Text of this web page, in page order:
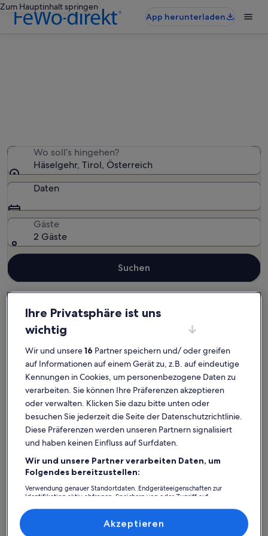
Zum Hauptinhalt springen
App herunterladen
Wo soll’s hingehen?
Häselgehr, Tirol, Österreich
Daten
Gäste
2 Gäste
Suchen
Reutte Ferienwohnungen und Apartments in Häselgehr
Häselgehr: Entdecke
Ferienwohnungen und
Apartments
Weitere Infos zu FRITZ ALPCHALETS FerienwohnungWeitere
Ihre Privatsphäre ist uns
wichtig
Wir und unsere16 Partner speichern und/ oder greifen
auf Informationen auf einem Gerät zu, z.B. auf eindeutige
Kennungen in Cookies, um personenbezogene Daten zu
verarbeiten. Sie können Ihre Präferenzen akzeptieren
oder verwalten. Klicken Sie dazu bitte unten oder
besuchen Sie jederzeit die Seite der Datenschutzrichtlinie.
Diese Präferenzen werden unseren Partnern signalisiert
und haben keinen Einfluss auf Surfdaten.
Wir und unsere Partner verarbeiten Daten, um
Folgendes bereitzustellen:
Verwendung genauer Standortdaten. Endgeräteeigenschaften zur
Identifikation aktiv abfragen. Speichern von oder Zugriff auf
Inhalte, Messung von Werbeleistung und der Performance von Inhalten,
Zielgruppenforschung sowie Entwicklung und Verbesserung von
Akzeptieren